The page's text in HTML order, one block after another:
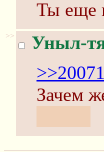
Ты еще
>> Уныл-
>>20071
Зачем